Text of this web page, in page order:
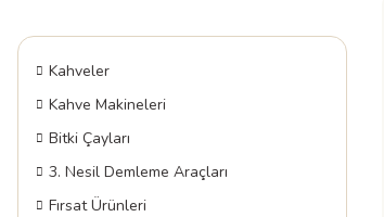
Kahveler
Kahve Makineleri
Bitki Çayları
3. Nesil Demleme Araçları
Fırsat Ürünleri